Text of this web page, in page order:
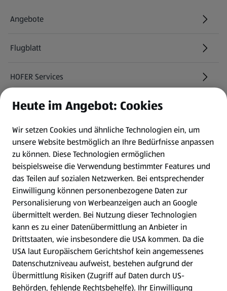
Angebote
Flugblatt
HOFER Services
Newsletter
WhatsApp
Gewinnspiele
Mein HOFER. Meine Einkäufe.
Meine Meinung. Mein HOFER.
Gutscheingroßbestellung
(öffnet in einem neuen Tab)
Folge uns hier:
Heute im Angebot: Cookies
Wir setzen Cookies und ähnliche Technologien ein, um
unsere Website bestmöglich an Ihre Bedürfnisse anpassen
zu können. Diese Technologien ermöglichen
beispielsweise die Verwendung bestimmter Features und
das Teilen auf sozialen Netzwerken. Bei entsprechender
Einwilligung können personenbezogene Daten zur
Personalisierung von Werbeanzeigen auch an Google
übermittelt werden. Bei Nutzung dieser Technologien
kann es zu einer Datenübermittlung an Anbieter in
Drittstaaten, wie insbesondere die USA kommen. Da die
USA laut Europäischem Gerichtshof kein angemessenes
Datenschutzniveau aufweist, bestehen aufgrund der
Übermittlung Risiken (Zugriff auf Daten durch US-
Behörden, fehlende Rechtsbehelfe). Ihr Einwilligung